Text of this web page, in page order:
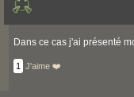
Dans ce cas j'ai présenté
1 J'aime ❤️